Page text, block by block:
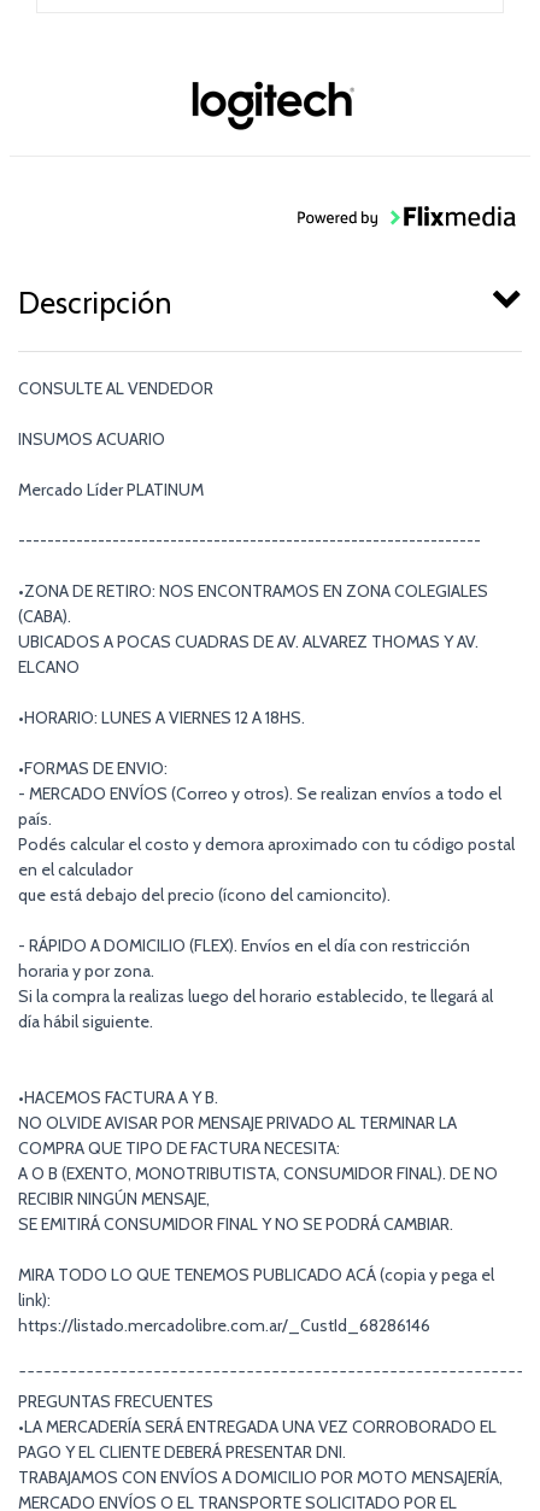
Descripción
CONSULTE AL VENDEDOR
INSUMOS ACUARIO
Mercado Líder PLATINUM
----------------------------------------------------------------
•ZONA DE RETIRO: NOS ENCONTRAMOS EN ZONA COLEGIALES
(CABA).
UBICADOS A POCAS CUADRAS DE AV. ALVAREZ THOMAS Y AV.
ELCANO
•HORARIO: LUNES A VIERNES 12 A 18HS.
•FORMAS DE ENVIO:
- MERCADO ENVÍOS (Correo y otros). Se realizan envíos a todo el
país.
Podés calcular el costo y demora aproximado con tu código postal
en el calculador
que está debajo del precio (ícono del camioncito).
- RÁPIDO A DOMICILIO (FLEX). Envíos en el día con restricción
horaria y por zona.
Si la compra la realizas luego del horario establecido, te llegará al
día hábil siguiente.
•HACEMOS FACTURA A Y B.
NO OLVIDE AVISAR POR MENSAJE PRIVADO AL TERMINAR LA
COMPRA QUE TIPO DE FACTURA NECESITA:
A O B (EXENTO, MONOTRIBUTISTA, CONSUMIDOR FINAL). DE NO
RECIBIR NINGÚN MENSAJE,
SE EMITIRÁ CONSUMIDOR FINAL Y NO SE PODRÁ CAMBIAR.
MIRA TODO LO QUE TENEMOS PUBLICADO ACÁ (copia y pega el
link):
https://listado.mercadolibre.com.ar/_CustId_68286146
PREGUNTAS FRECUENTES
•LA MERCADERÍA SERÁ ENTREGADA UNA VEZ CORROBORADO EL
PAGO Y EL CLIENTE DEBERÁ PRESENTAR DNI.
TRABAJAMOS CON ENVÍOS A DOMICILIO POR MOTO MENSAJERÍA,
MERCADO ENVÍOS O EL TRANSPORTE SOLICITADO POR EL